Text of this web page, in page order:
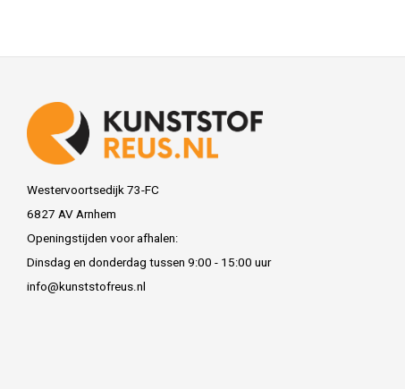
Westervoortsedijk 73-FC
6827 AV Arnhem
Openingstijden voor afhalen:
Dinsdag en donderdag tussen 9:00 - 15:00 uur
info@kunststofreus.nl